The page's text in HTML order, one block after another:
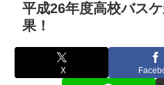
平成26年度高校バス
果！
X